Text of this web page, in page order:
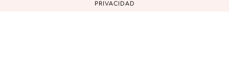
PRIVACIDAD